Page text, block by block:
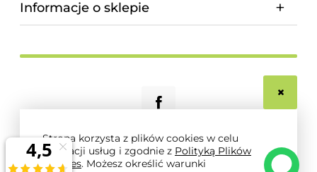
Strona korzysta z plików cookies w celu
realizacji usług i zgodnie z Polityką Plików
Cookies. Możesz określić warunki
Informacje o sklepie
© 2026 magnum-pro.pl. Wszelkie prawa zastrzeżone.